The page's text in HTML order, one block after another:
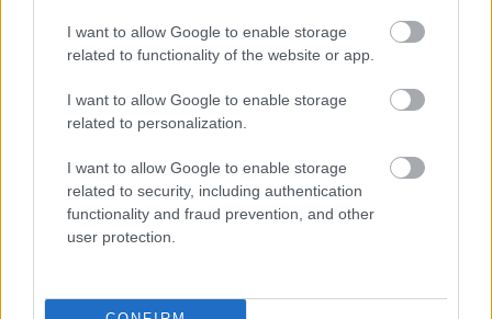
I want to allow Google to enable storage
related to functionality of the website or app.
I want to allow Google to enable storage
related to personalization.
I want to allow Google to enable storage
related to security, including authentication
functionality and fraud prevention, and other
user protection.
Egy jó kis Revocation, Goatwhore,
Alluvial, Creeping Death koncertet
esetleg?
theshattered•2022. augusztus 02.